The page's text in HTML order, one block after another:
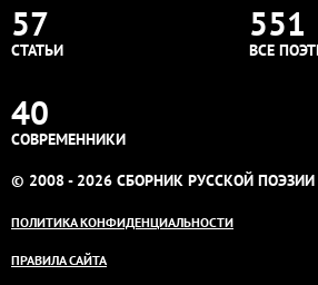
57
СТАТЬИ
551
ВСЕ
40
СОВРЕМЕННИКИ
© 2008 - 2026 СБОРНИК РУССКОЙ
ПОЛИТИКА КОНФИДЕНЦИАЛЬНОСТИ
ПРАВИЛА САЙТА